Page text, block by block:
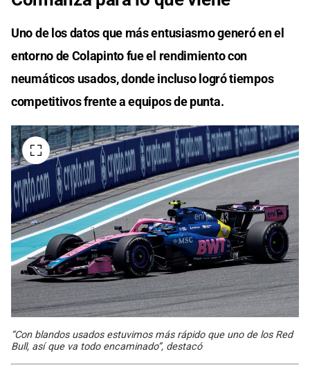
Uno de los datos que más entusiasmo generó en el
entorno de Colapinto fue el rendimiento con
neumáticos usados, donde incluso logró tiempos
competitivos frente a equipos de punta.
“Con blandos usados estuvimos más rápido que uno de los Red
Bull, así que va todo encaminado”, destacó